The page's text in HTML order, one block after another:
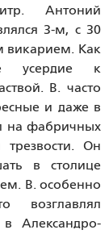
Антоний
3-м, с 30
викарием. Как
усердие к
В. часто
и даже в
на фабричных
Он
в столице
В. особенно
Александро-